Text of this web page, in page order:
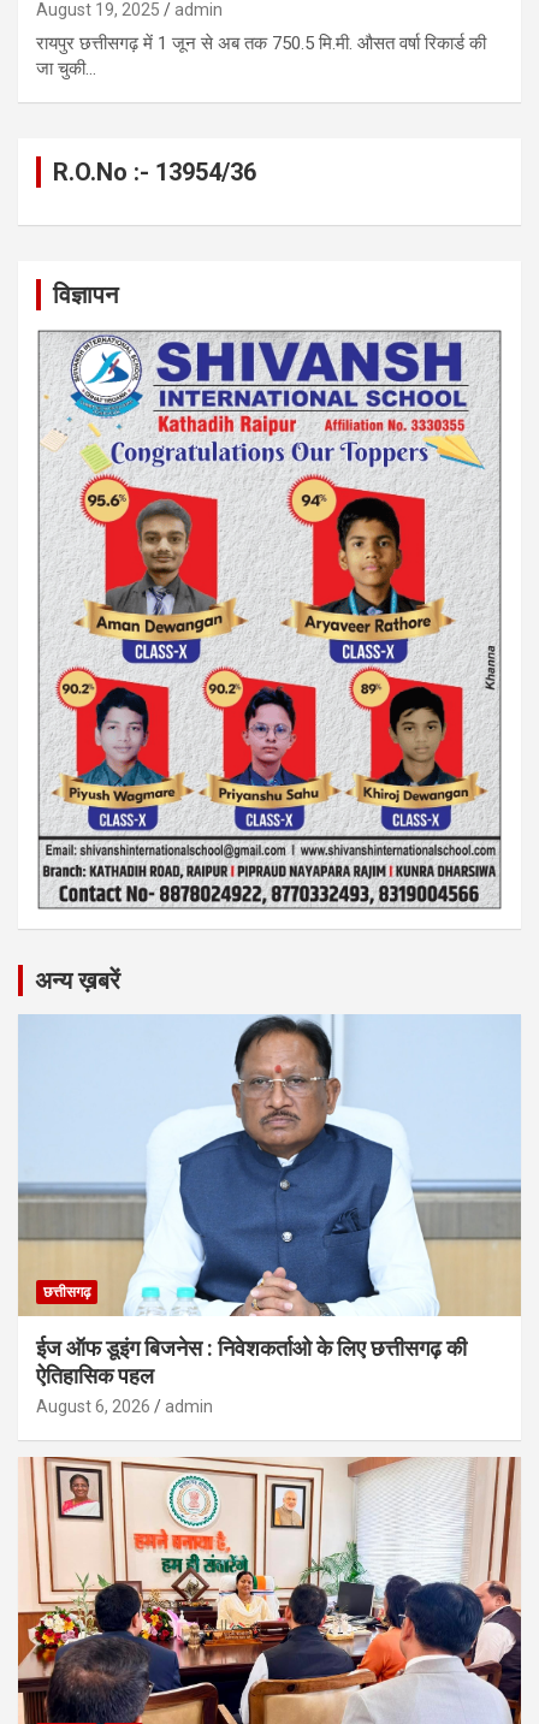
August 19, 2025 admin
रायपुर छत्तीसगढ़ में 1 जून से अब तक 750.5 मि.मी. औसत वर्षा रिकार्ड की
जा चुकी…
R.O.No :- 13954/36
विज्ञापन
अन्य ख़बरें
छत्तीसगढ़
ईज ऑफ डूइंग बिजनेस : निवेशकर्ताओ के लिए छत्तीसगढ़ की
ऐतिहासिक पहल
August 6, 2026 admin